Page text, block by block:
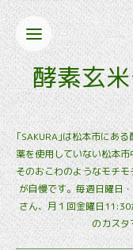
酵素玄
｢SAKURA｣は松本市にあ
薬を使用していない松本
そのおこわのようなモチ
が自慢です。毎週日曜日
さん、月１回金曜日
のカス